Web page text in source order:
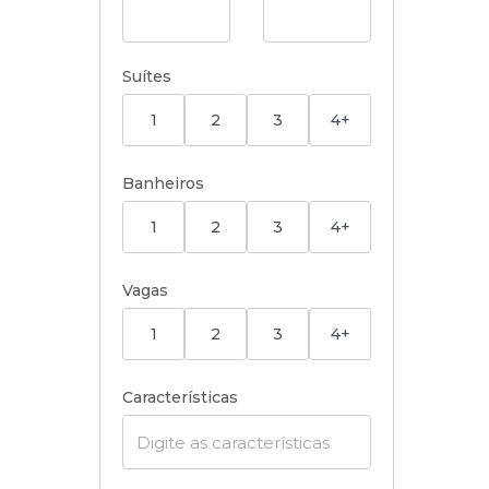
Suítes
1 2 3 4+
Banheiros
1 2 3 4+
Vagas
1 2 3 4+
Características